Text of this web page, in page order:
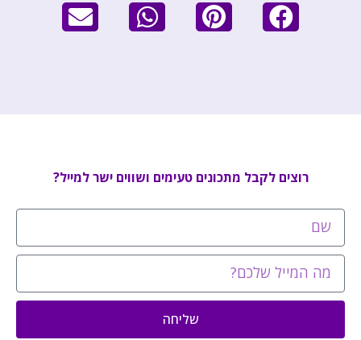
רוצים לקבל מתכונים טעימים ושווים ישר למייל?
שליחה